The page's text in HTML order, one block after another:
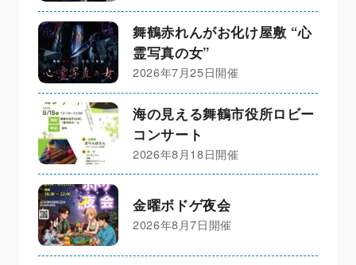
舞鶴赤れんがお化け屋敷 “心
霊写真の女”
2026年7月25日開催
海の見える舞鶴市役所ロビー
コンサート
2026年8月18日開催
金曜ボドゲ夜会
2026年8月7日開催